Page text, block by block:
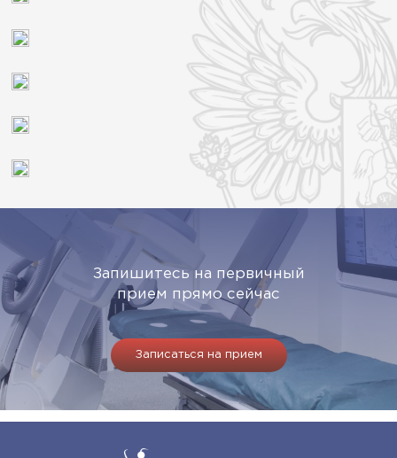
Запишитесь на первичный
прием прямо сейчас
Записаться на прием